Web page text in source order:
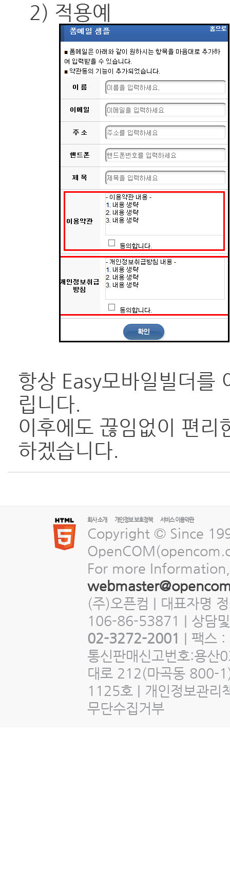
2) 적용예
항상 Easy모바일빌더를
립니다.
이후에도 끊임없이 편리
하겠습니다.
회사 소개 개인정보 보호정책 서비스 이용약관
Copyright © Since
For more Information,
(주)오픈컴 | 대표자명
106-86-53871 | 상담
02-3272-2001 | 팩스 :
통신판매신고번호:용산
대로 212(마곡동 800-
1125호 | 개인정보관리
무단수집거부